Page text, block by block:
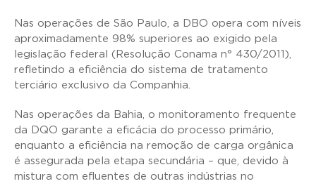
Nas operações de São Paulo, a DBO opera com níveis
aproximadamente 98% superiores ao exigido pela
legislação federal (Resolução Conama n° 430/2011),
refletindo a eficiência do sistema de tratamento
terciário exclusivo da Companhia.
Nas operações da Bahia, o monitoramento frequente
da DQO garante a eficácia do processo primário,
enquanto a eficiência na remoção de carga orgânica
é assegurada pela etapa secundária – que, devido à
mistura com efluentes de outras indústrias no